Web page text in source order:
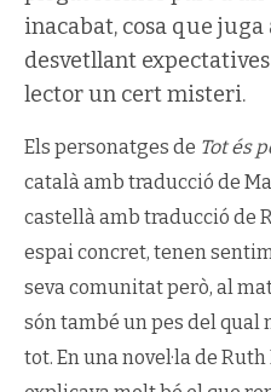
inacabat, cosa que
desvetllant
lector un cert misteri.
Els personatges de Tot és
català amb traducció de
castellà amb traducció de
espai concret, tenen
seva comunitat però, al
són també un pes del qual
tot. En una novel·la de